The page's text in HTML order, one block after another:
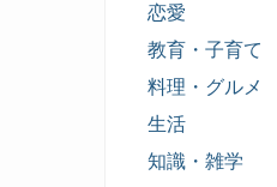
恋愛
教育・子育て
料理・グルメ
生活
知識・雑学